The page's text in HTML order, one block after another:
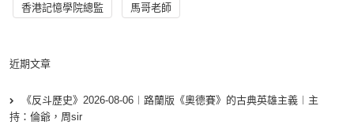
香港記憶學院總監 馬哥老師
近期文章
《反斗歷史》2026-08-06︱路蘭版《奧德賽》的古典英雄主義︱主
持：倫爺，周sir